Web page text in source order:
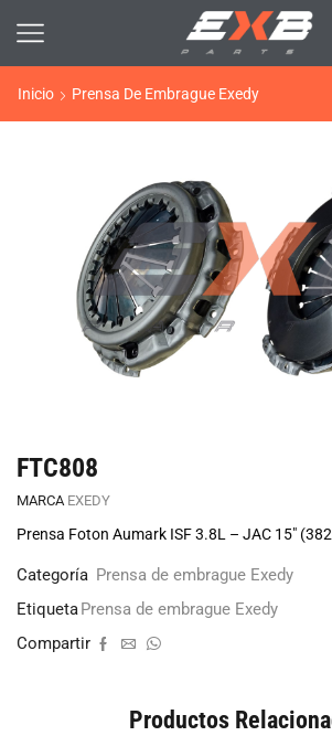
Inicio Prensa De Embrague Exedy
FTC808
MARCA EXEDY
Prensa Foton Aumark ISF 3.8L – JAC 15″
Categoría Prensa de embrague Exedy
EtiquetaPrensa de embrague Exedy
Compartir
Productos